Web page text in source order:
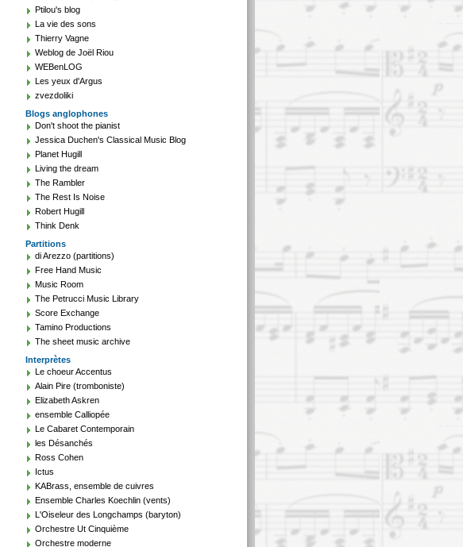
Ptilou's blog
La vie des sons
Thierry Vagne
Weblog de Joël Riou
WEBenLOG
Les yeux d'Argus
zvezdoliki
Blogs anglophones
Don't shoot the pianist
Jessica Duchen's Classical Music Blog
Planet Hugill
Living the dream
The Rambler
The Rest Is Noise
Robert Hugill
Think Denk
Partitions
di Arezzo (partitions)
Free Hand Music
Music Room
The Petrucci Music Library
Score Exchange
Tamino Productions
The sheet music archive
Interprètes
Le choeur Accentus
Alain Pire (tromboniste)
Elizabeth Askren
ensemble Calliopée
Le Cabaret Contemporain
les Désanchés
Ross Cohen
Ictus
KABrass, ensemble de cuivres
Ensemble Charles Koechlin (vents)
L'Oiseleur des Longchamps (baryton)
Orchestre Ut Cinquième
Orchestre moderne